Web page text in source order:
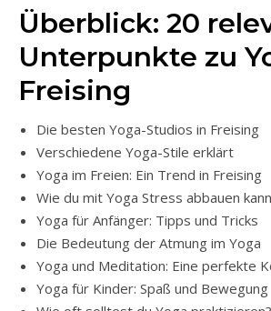
Überblick: 20
Unterpunkte zu
Freising
Die besten Yoga-Studios in Freising
Verschiedene Yoga-Stile erklärt
Yoga im Freien: Ein Trend in Freising
Wie du mit Yoga Stress abbauen
Yoga für Anfänger: Tipps und Tricks
Die Bedeutung der Atmung im Yoga
Yoga und Meditation: Eine perfekte
Yoga für Kinder: Spaß und Bewegung